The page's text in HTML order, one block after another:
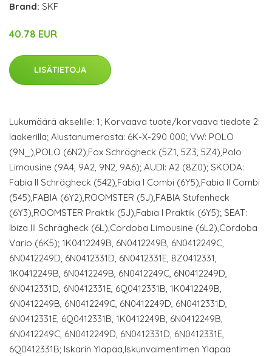
Brand: SKF
40.78 EUR
LISÄTIETOJA
Lukumäärä akselille: 1; Korvaava tuote/korvaava tiedote 2:
laakerilla; Alustanumerosta: 6K-X-290 000; VW: POLO
(9N_),POLO (6N2),Fox Schrägheck (5Z1, 5Z3, 5Z4),Polo
Limousine (9A4, 9A2, 9N2, 9A6); AUDI: A2 (8Z0); SKODA:
Fabia II Schrägheck (542),Fabia I Combi (6Y5),Fabia II Combi
(545),FABIA (6Y2),ROOMSTER (5J),FABIA Stufenheck
(6Y3),ROOMSTER Praktik (5J),Fabia I Praktik (6Y5); SEAT:
Ibiza III Schrägheck (6L),Cordoba Limousine (6L2),Cordoba
Vario (6K5); 1K0412249B, 6N0412249B, 6N0412249C,
6N0412249D, 6N0412331D, 6N0412331E, 8Z0412331,
1K0412249B, 6N0412249B, 6N0412249C, 6N0412249D,
6N0412331D, 6N0412331E, 6Q0412331B, 1K0412249B,
6N0412249B, 6N0412249C, 6N0412249D, 6N0412331D,
6N0412331E, 6Q0412331B, 1K0412249B, 6N0412249B,
6N0412249C, 6N0412249D, 6N0412331D, 6N0412331E,
6Q0412331B; Iskarin Yläpää,Iskunvaimentimen Yläpää